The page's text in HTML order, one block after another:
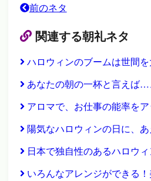
前のネタ
関連する朝礼ネタ
ハロウィンのブームは世間
あなたの朝の一杯と言えば
アロマで、お仕事の能率を
陽気なハロウィンの日に、
日本で独自性のあるハロウ
いろんなアレンジができる